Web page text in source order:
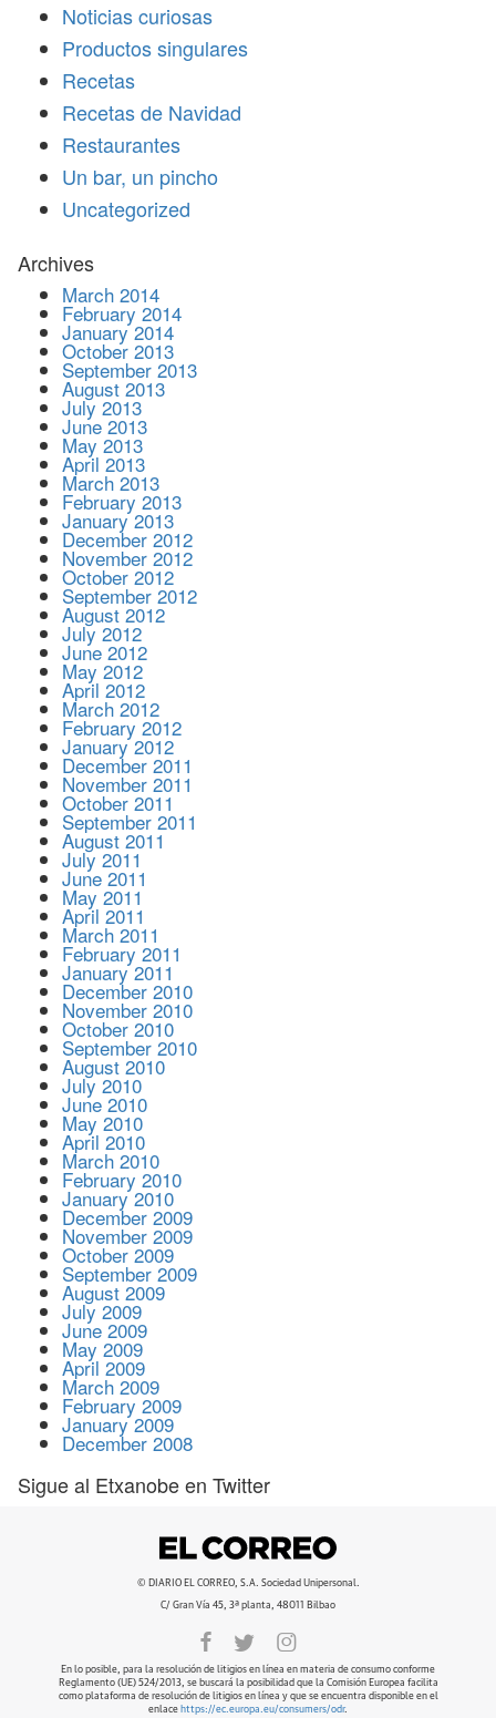
Noticias curiosas
Productos singulares
Recetas
Recetas de Navidad
Restaurantes
Un bar, un pincho
Uncategorized
Archives
March 2014
February 2014
January 2014
October 2013
September 2013
August 2013
July 2013
June 2013
May 2013
April 2013
March 2013
February 2013
January 2013
December 2012
November 2012
October 2012
September 2012
August 2012
July 2012
June 2012
May 2012
April 2012
March 2012
February 2012
January 2012
December 2011
November 2011
October 2011
September 2011
August 2011
July 2011
June 2011
May 2011
April 2011
March 2011
February 2011
January 2011
December 2010
November 2010
October 2010
September 2010
August 2010
July 2010
June 2010
May 2010
April 2010
March 2010
February 2010
January 2010
December 2009
November 2009
October 2009
September 2009
August 2009
July 2009
June 2009
May 2009
April 2009
March 2009
February 2009
January 2009
December 2008
Sigue al Etxanobe en Twitter
© DIARIO EL CORREO, S.A. Sociedad Unipersonal.
C/ Gran Vía 45, 3ª planta, 48011 Bilbao
En lo posible, para la resolución de litigios en línea en materia de consumo conforme
Reglamento (UE) 524/2013, se buscará la posibilidad que la Comisión Europea facilita
como plataforma de resolución de litigios en línea y que se encuentra disponible en el
enlace https://ec.europa.eu/consumers/odr.